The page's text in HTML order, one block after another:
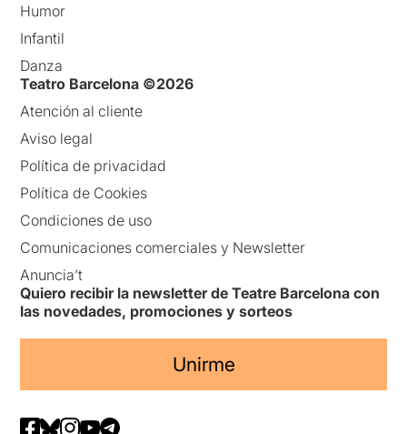
Humor
Infantil
Danza
Teatro Barcelona ©2026
Atención al cliente
Aviso legal
Política de privacidad
Política de Cookies
Condiciones de uso
Comunicaciones comerciales y Newsletter
Anuncia’t
Quiero recibir la newsletter de Teatre Barcelona con
las novedades, promociones y sorteos
Unirme